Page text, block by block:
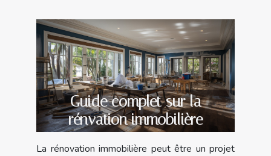
Guide complet sur la
rénvation immobilière
La rénovation immobilière peut être un projet